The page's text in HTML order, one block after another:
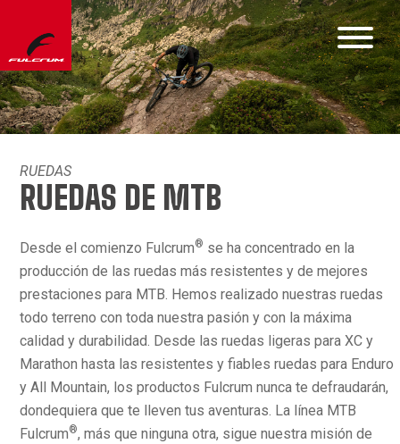
RUEDAS
RUEDAS DE MTB
Desde el comienzo Fulcrum® se ha concentrado en la
producción de las ruedas más resistentes y de mejores
prestaciones para MTB. Hemos realizado nuestras ruedas
todo terreno con toda nuestra pasión y con la máxima
calidad y durabilidad. Desde las ruedas ligeras para XC y
Marathon hasta las resistentes y fiables ruedas para Enduro
y All Mountain, los productos Fulcrum nunca te defraudarán,
dondequiera que te lleven tus aventuras. La línea MTB
Fulcrum®, más que ninguna otra, sigue nuestra misión de